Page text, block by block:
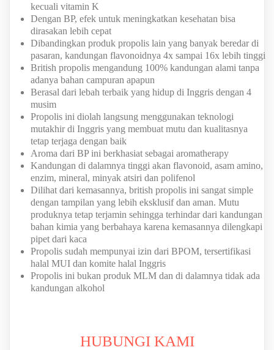
kecuali vitamin K
Dengan BP, efek untuk meningkatkan kesehatan bisa
dirasakan lebih cepat
Dibandingkan produk propolis lain yang banyak beredar di
pasaran, kandungan flavonoidnya 4x sampai 16x lebih tinggi
British propolis mengandung 100% kandungan alami tanpa
adanya bahan campuran apapun
Berasal dari lebah terbaik yang hidup di Inggris dengan 4
musim
Propolis ini diolah langsung menggunakan teknologi
mutakhir di Inggris yang membuat mutu dan kualitasnya
tetap terjaga dengan baik
Aroma dari BP ini berkhasiat sebagai aromatherapy
Kandungan di dalamnya tinggi akan flavonoid, asam amino,
enzim, mineral, minyak atsiri dan polifenol
Dilihat dari kemasannya, british propolis ini sangat simple
dengan tampilan yang lebih eksklusif dan aman. Mutu
produknya tetap terjamin sehingga terhindar dari kandungan
bahan kimia yang berbahaya karena kemasannya dilengkapi
pipet dari kaca
Propolis sudah mempunyai izin dari BPOM, tersertifikasi
halal MUI dan komite halal Inggris
Propolis ini bukan produk MLM dan di dalamnya tidak ada
kandungan alkohol
HUBUNGI KAMI